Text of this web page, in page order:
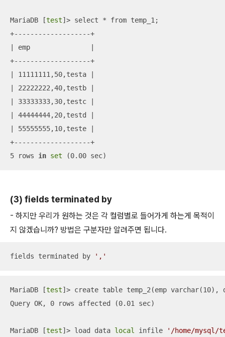
MariaDB [test]> select * from temp_1;
+-------------------+
| emp               |
+-------------------+
| 11111111,50,testa |
| 22222222,40,testb |
| 33333333,30,testc |
| 44444444,20,testd |
| 55555555,10,teste |
+-------------------+
5 rows in set (0.00 sec)
(3) fields terminated by
- 하지만 우리가 원하는 것은 각 컬럼별로 들어가게 하는게 목적이
지 않겠습니까? 방법은 구분자만 알려주면 됩니다.
fields terminated by ','
MariaDB [test]> create table temp_2(emp
Query OK, 0 rows affected (0.01 sec)
MariaDB [test]> load data local infile
'/home/